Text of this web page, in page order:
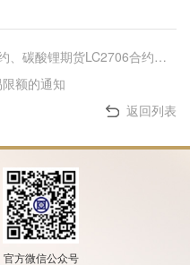
上一条：关于多晶硅期货PS2706合约、碳酸锂期货LC2706合约有关事项的公告
额的通知
返回列表
官方微信公众号